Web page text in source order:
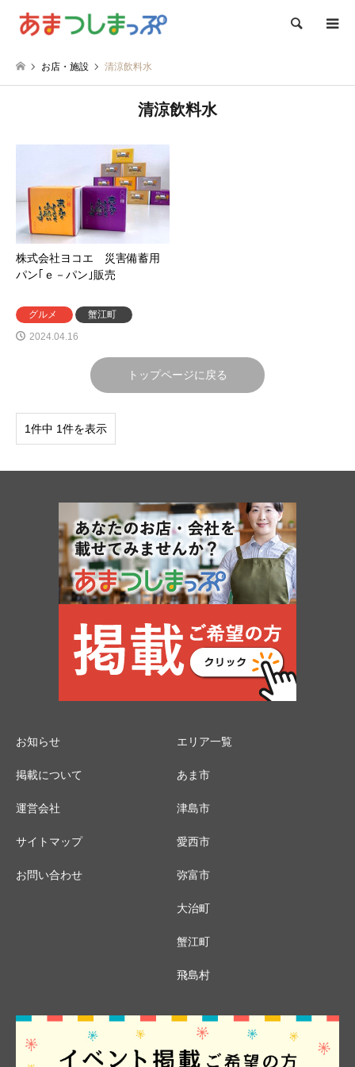
検索
お店・施設 清涼飲料水
清涼飲料水
株式会社ヨコエ 災害備蓄用
パン｢ｅ－パン｣販売
グルメ
蟹江町
2024.04.16
トップページに戻る
1件中 1件を表示
お知らせ
掲載について
運営会社
サイトマップ
お問い合わせ
エリア一覧
あま市
津島市
愛西市
弥富市
大治町
蟹江町
飛島村